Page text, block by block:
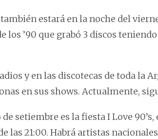
estará en la noche del
los ’90 que grabó 3 discos
y en las discotecas de toda la
en sus shows. Actualmente,
setiembre es la fiesta I Love 90’s,
las 21:00. Habrá artistas